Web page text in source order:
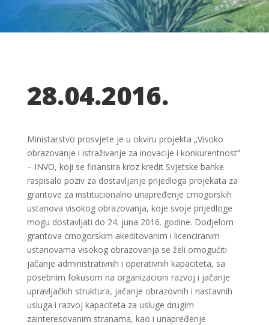
28.04.2016.
Ministarstvo prosvjete je u okviru projekta „Visoko
obrazovanje i istraživanje za inovacije i konkurentnost”
– INVO, koji se finansira kroz kredit Svjetske banke
raspisalo poziv za dostavljanje prijedloga projekata za
grantove za institucionalno unapređenje crnogorskih
ustanova visokog obrazovanja, koje svoje prijedloge
mogu dostavljati do 24. juna 2016. godine. Dodjelom
grantova crnogorskim akeditovanim i licenciranim
ustanovama visokog obrazovanja se želi omogućiti
jačanje administrativnih i operativnih kapaciteta, sa
posebnim fokusom na organizacioni razvoj i jačanje
upravljačkih struktura, jačanje obrazovnih i nastavnih
usluga i razvoj kapaciteta za usluge drugim
zainteresovanim stranama, kao i unapređenje